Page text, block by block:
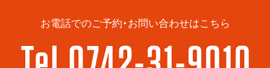
お電話でのご予約・お問い合わせはこちら